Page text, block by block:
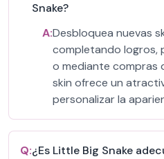
Snake?
A:Desbloquea nuevas
completando logros,
o mediante compras
skin ofrece un
personalizar la
Q:¿Es Little Big Snake